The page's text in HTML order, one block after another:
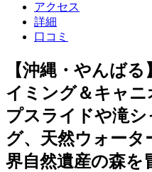
アクセス
詳細
口コミ
【沖縄・やんば
イミング＆キャニ
プスライドや滝
グ、天然ウォー
界自然遺産の森を